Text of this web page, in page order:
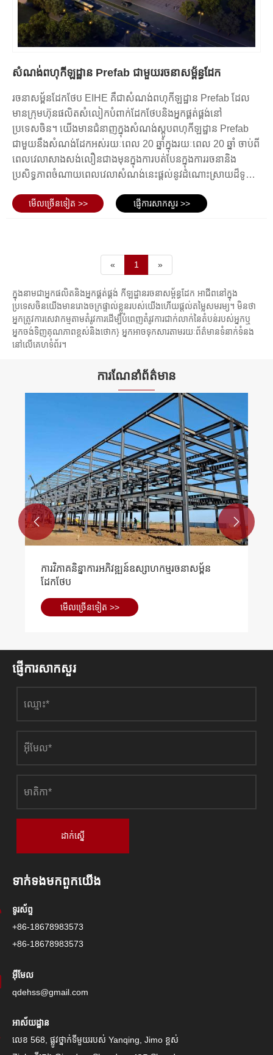
ធនធានធម្មជាតិផ្សេងទៀត កាត់បន្ថយផលប៉ះពាល់បរិស្ថាននៃសំណង់។
សរុបមក កីឡដ្ឋានរចនាសម្ព័ន្ធដែកផ្តល់នូវគុណសម្បត្តិជាច្រើនដែលធ្វើឱ្យ
ពួកគេក្លាយជាជម្រើសដ៏ពេញនិយមសម្រាប់កន្លែងកីឡាទំនើប។ ពួកវា
ធន់ ប្រសិទ្ធភាពចំណាយ និងមិត្តភាពបរិស្ថាន។
សំណង់ពហុកីឡដ្ឋាន Prefab ជាមួយរចនាសម្ព័ន្ធដែក
រចនាសម្ព័នដែកថែប EIHE គឺជាសំណង់ពហុកីឡដ្ឋាន Prefab ដែល
មានក្រុមហ៊ុនផលិតសំលៀកបំពាក់ដែកថែបនិងអ្នកផ្គត់ផ្គង់នៅ
ប្រទេសចិន។ យើងមានជំនាញក្នុងសំណង់ស្តូបពហុកីឡដ្ឋាន Prefab
ជាមួយនឹងសំណង់ដែកអស់រយៈពេល 20 ឆ្នាំក្នុងរយៈពេល 20 ឆ្នាំ ចាប់ពី
ពេលវេលាសាងសង់លឿនជាងមុនក្នុងការបត់បែនក្នុងការរចនានិង
ប្រសិទ្ធភាពចំណាយពេលវេលាសំណង់នេះផ្តល់នូវដំណោះស្រាយដ៏ទូលំ
បច្ចុប្បន្ននេះ។
មើល​ច្រើន​ទៀត >> ផ្ញើការសាកសួរ >>
« 1 »
ក្នុងនាមជាអ្នកផលិតនិងអ្នកផ្គត់ផ្គង់ កីឡដ្ឋានរចនាសម្ព័ន្ធដែក អាជីពនៅក្នុង
ប្រទេសចិនយើងមានរោងចក្រផ្ទាល់ខ្លួនរបស់យើងហើយផ្តល់តម្លៃសមរម្យ។ មិនថា
អ្នកត្រូវការសេវាកម្មតាមតំរូវការដើម្បីបំពេញតំរូវការជាក់លាក់នៃតំបន់របស់អ្នកឬ
អ្នកចង់ទិញគុណភាពខ្ពស់និងថោក} អ្នកអាចទុកសារតាមរយៈព័ត៌មានទំនាក់ទំនង
នៅលើគេហទំព័រ។
ការណែនាំព័ត៌មាន
ការវិភាគនិន្នាការអភិវឌ្ឍន៍ឧស្សាហកម្មរចនាសម្ព័ន
ដែកថែប
មើល​ច្រើន​ទៀត >>
 
ផ្ញើការសាកសួរ
ដាក់ស្នើ
ទាក់ទង​មក​ពួក​យើង
ទូរស័ព្ទ
+86-18678983573
+86-18678983573
អ៊ីមែល
qdehss@gmail.com
អាស័យដ្ឋាន
លេខ 568, ផ្លូវថ្នាក់ទីមួយរបស់ Yanqing, Jimo ខ្ពស់